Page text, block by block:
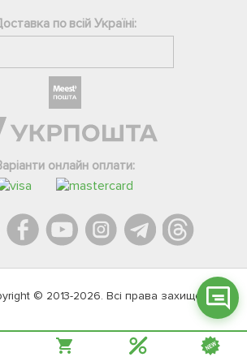
по всій Україні:
онлайн оплати:
© 2013-2026. Всі права захищені
Телеграм
Вайбер
Онлайн чат